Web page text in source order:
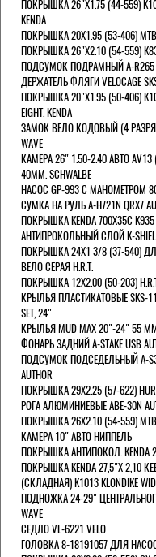
ПОКРЫШКА 26"Х1.75 (44-559)
KENDA
ПОКРЫШКА 20X1.95 (53-406)
ПОКРЫШКА 26"Х2.10 (54-559)
ПОДСУМОК ПОДРАМНЫЙ A-R265
ДЕРЖАТЕЛЬ ФЛЯГИ VELOCAGE
ПОКРЫШКА 20"Х1.95 (50-406)
EIGHT. KENDA
ЗАМОК ВЕЛО КОДОВЫЙ (4
WAVE
КАМЕРА 26" 1.50-2.40 АВТО AV13
40MM. SCHWALBE
НАСОС GP-993 С МАНОМЕТРОМ
СУМКА НА РУЛЬ A-H721N QRX7
ПОКРЫШКА KENDA 700Х35С K935
АНТИПРОКОЛЬНЫЙ СЛОЙ K-
ПОКРЫШКА 24X1 3/8 (37-540)
ВЕЛО СЕРАЯ H.R.T.
ПОКРЫШКА 12X2.00 (50-203)
КРЫЛЬЯ ПЛАСТИКАТОВЫЕ SKS-
SET, 24"
КРЫЛЬЯ MUD MAX 20"-24" 55
ФОНАРЬ ЗАДНИЙ A-STAKE USB
ПОДСУМОК ПОДСЕДЕЛЬНЫЙ A-
AUTHOR
ПОКРЫШКА 29X2.25 (57-622)
РОГА АЛЮМИНИЕВЫЕ ABE-30N
ПОКРЫШКА 26X2.10 (54-559)
КАМЕРА 10" АВТО НИППЕЛЬ
ПОКРЫШКА АНТИПОКОЛ. KENDA
ПОКРЫШКА KENDA 27,5"Х 2,10
(СКЛАДНАЯ) K1013 KLONDIKE
ПОДНОЖКА 24-29"
WAVE
СЕДЛО VL-6221 VELO
ГОЛОВКА 8-18191057 ДЛЯ